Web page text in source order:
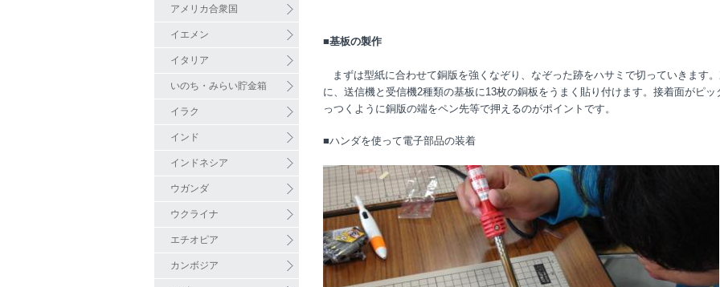
アメリカ合衆国
イエメン
イタリア
いのち・みらい貯金箱
イラク
インド
インドネシア
ウガンダ
ウクライナ
エチオピア
カンボジア
■基板の製作
まずは型紙に合わせて銅版を強くなぞり、なぞった跡をハサミで切っていきます
に、送信機と受信機2種類の基板に13枚の銅板をうまく貼り付けます。接着面がピッ
っつくように銅版の端をペン先等で押えるのがポイントです。
■ハンダを使って電子部品の装着